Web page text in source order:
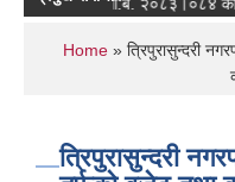
आ.ब. २०८३।०८४ का लागी
You are
Home » त्रिपुरासुन्दरी
त्रिपुरासुन्दरी